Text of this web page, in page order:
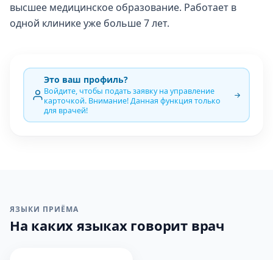
высшее медицинское образование. Работает в
одной клинике уже больше 7 лет.
Это ваш профиль?
Войдите, чтобы подать заявку на управление
карточкой. Внимание! Данная функция только
для врачей!
ЯЗЫКИ ПРИЁМА
На каких языках говорит врач